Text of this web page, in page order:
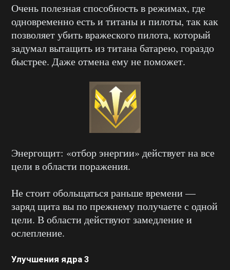
Очень полезная способность в режимах, где
одновременно есть и титаны и пилоты, так как
позволяет убить вражеского пилота, который
задумал вытащить из титана батарею, гораздо
быстрее. Даже отмена ему не поможет.
Энергощит: «отбор энергии» действует на все
цели в области поражения.
Не стоит обольщаться раньше времени —
заряд щита вы по прежнему получаете с одной
цели. В области действуют замедление и
ослепление.
Улучшения ядра 3